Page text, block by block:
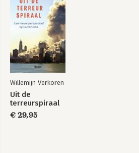
Willemijn Verkoren
Uit de
terreurspiraal
€ 29,95